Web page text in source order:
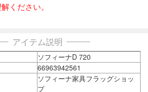
ください。
アイテム説明
ソフィーナD 720
66963942561
ソフィーナ家具フラッグショッ
プ